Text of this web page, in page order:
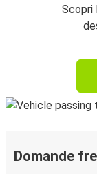
Scopri
Domande